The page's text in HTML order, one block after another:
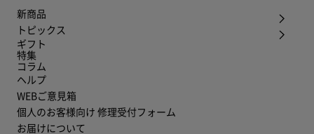
新商品
トピックス
ギフト
特集
コラム
ヘルプ
WEBご意見箱
個人のお客様向け 修理受付フォーム
お届けについて